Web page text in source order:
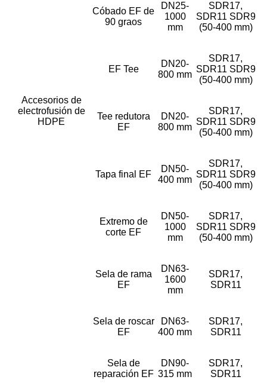
Accesorios de
electrofusión de
HDPE
Cóbado EF de
90 graos
DN25-
1000
mm
SDR17,
SDR11 SDR9
(50-400 mm)
EF Tee
DN20-
800 mm
SDR17,
SDR11 SDR9
(50-400 mm)
Tee redutora
EF
DN20-
800 mm
SDR17,
SDR11 SDR9
(50-400 mm)
Tapa final EF
DN50-
400 mm
SDR17,
SDR11 SDR9
(50-400 mm)
Extremo de
corte EF
DN50-
1000
mm
SDR17,
SDR11 SDR9
(50-400 mm)
Sela de rama
EF
DN63-
1600
mm
SDR17,
SDR11
Sela de roscar
EF
DN63-
400 mm
SDR17,
SDR11
Sela de
reparación EF
DN90-
315 mm
SDR17,
SDR11